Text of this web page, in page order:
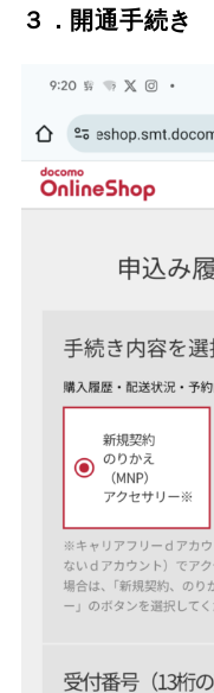
３．開通手続き